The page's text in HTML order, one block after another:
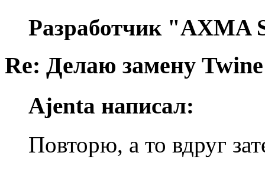
Разработчик "AXMA
Re: Делаю замену
Ajenta написал:
Повторю, а то вдруг